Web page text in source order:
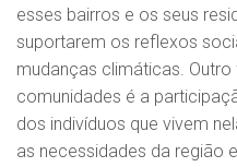
esses bairros e os seus
suportarem os reflexos
mudanças climáticas.
comunidades é a
dos indivíduos que vivem
as necessidades da região